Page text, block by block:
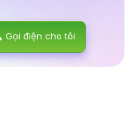
Gọi điện cho tôi